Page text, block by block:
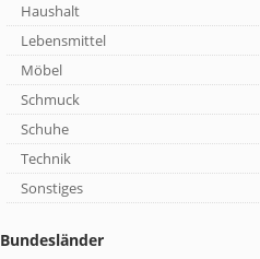
Haushalt
Lebensmittel
Möbel
Schmuck
Schuhe
Technik
Sonstiges
Bundesländer